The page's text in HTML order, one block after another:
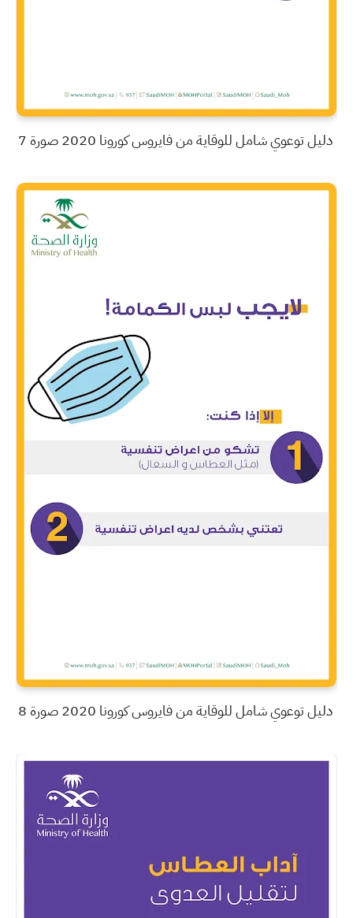
دليل توعوي شامل للوقاية من فايروس كورونا 2020 صورة 7
دليل توعوي شامل للوقاية من فايروس كورونا 2020 صورة 8